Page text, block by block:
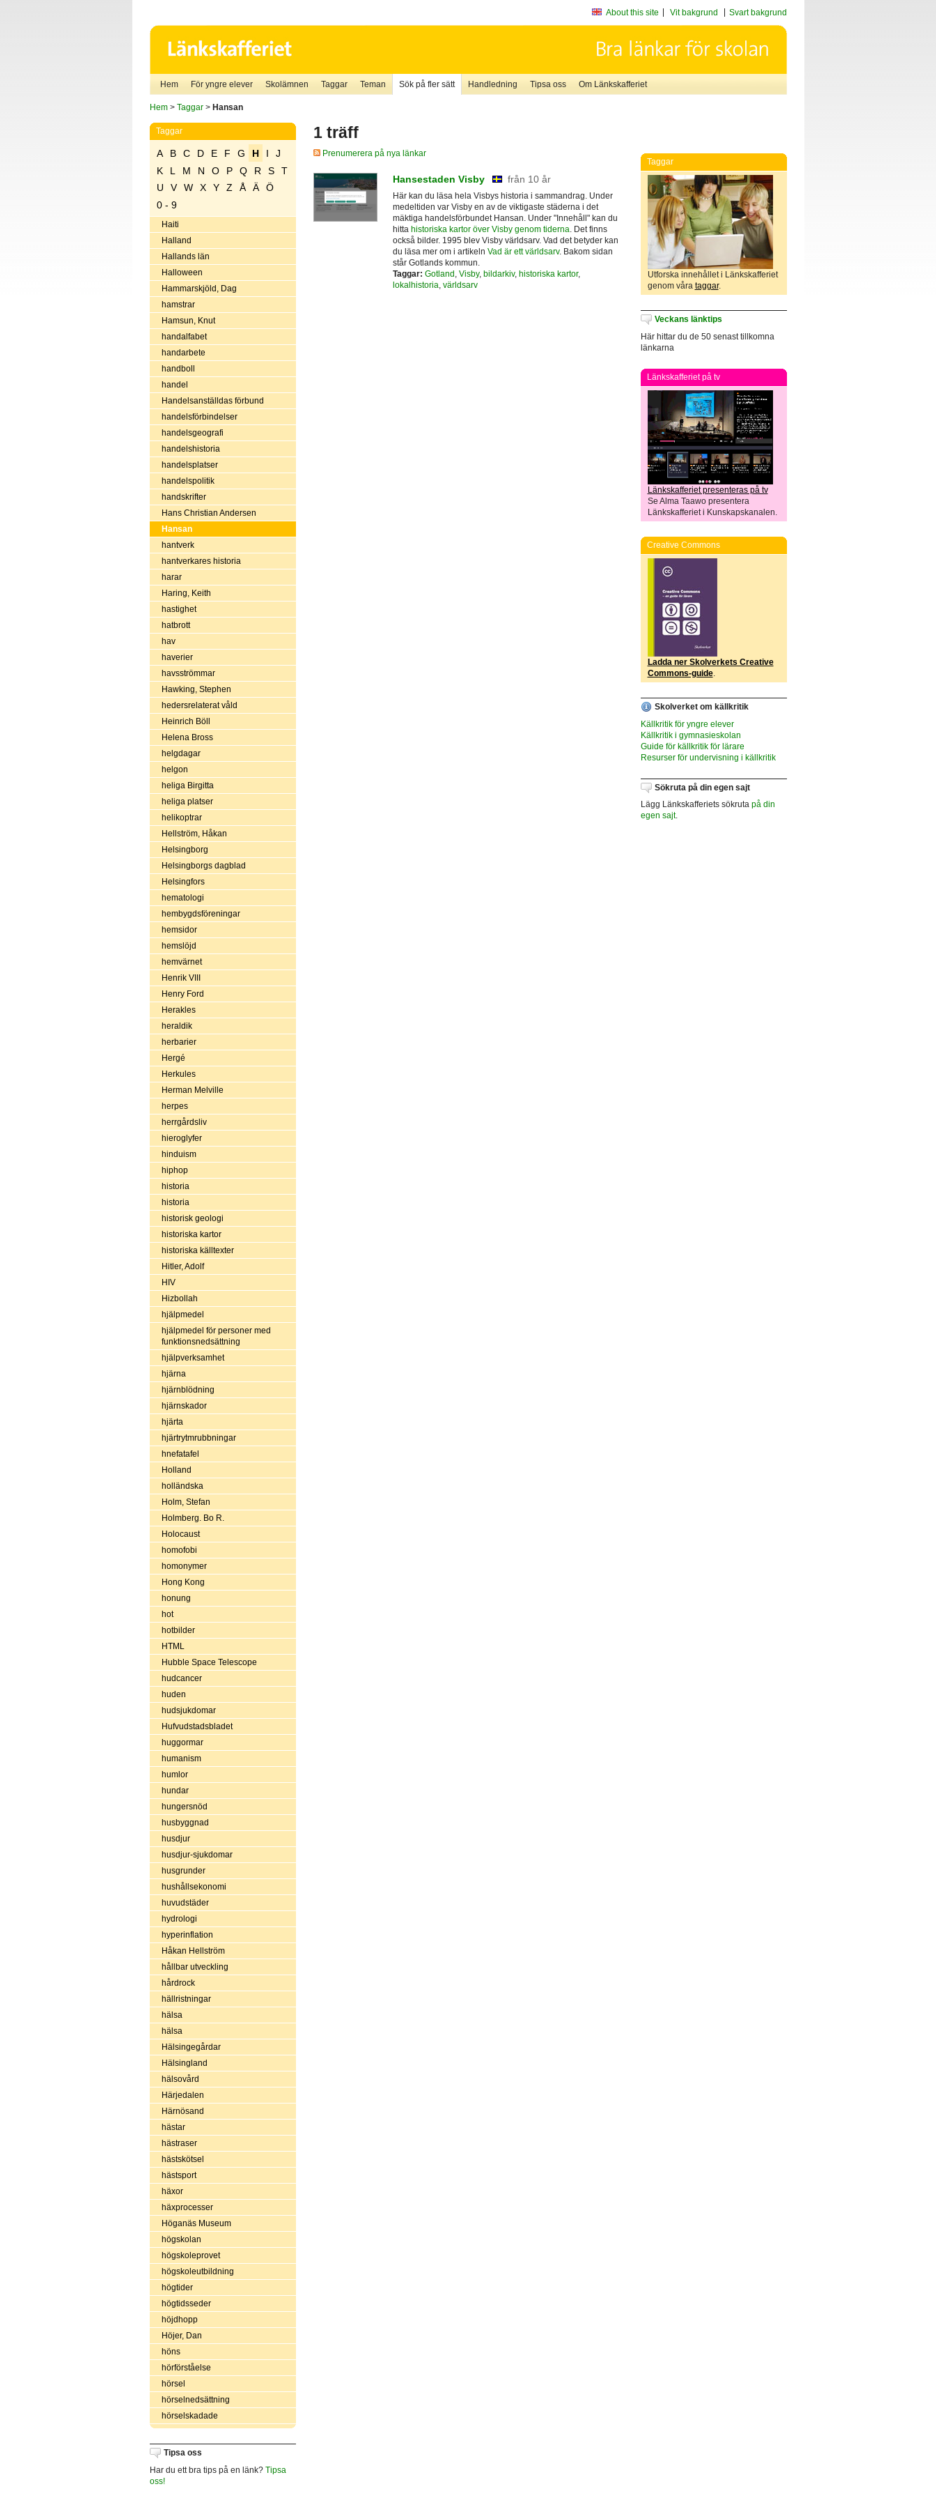
About this site Vit bakgrund Svart bakgrund
Hem För yngre elever Skolämnen Taggar Teman Sök på fler sätt Handledning Tipsa oss Om Länkskafferiet
Hem> Taggar> Hansan
Taggar
A B C D E F G H I
J
K
L M N O P Q R S
T
U
V W X Y Z Å Ä
Ö
0 - 9
Haiti
Halland
Hallands län
Halloween
Hammarskjöld, Dag
hamstrar
Hamsun, Knut
handalfabet
handarbete
handboll
handel
Handelsanställdas förbund
handelsförbindelser
handelsgeografi
handelshistoria
handelsplatser
handelspolitik
handskrifter
Hans Christian Andersen
Hansan
hantverk
hantverkares historia
harar
Haring, Keith
hastighet
hatbrott
hav
haverier
havsströmmar
Hawking, Stephen
hedersrelaterat våld
Heinrich Böll
Helena Bross
helgdagar
helgon
heliga Birgitta
heliga platser
helikoptrar
Hellström, Håkan
Helsingborg
Helsingborgs dagblad
Helsingfors
hematologi
hembygdsföreningar
hemsidor
hemslöjd
hemvärnet
Henrik VIII
Henry Ford
Herakles
heraldik
herbarier
Hergé
Herkules
Herman Melville
herpes
herrgårdsliv
hieroglyfer
hinduism
hiphop
historia
historia
historisk geologi
historiska kartor
historiska källtexter
Hitler, Adolf
HIV
Hizbollah
hjälpmedel
hjälpmedel för personer med
funktionsnedsättning
hjälpverksamhet
hjärna
hjärnblödning
hjärnskador
hjärta
hjärtrytmrubbningar
hnefatafel
Holland
holländska
Holm, Stefan
Holmberg. Bo R.
Holocaust
homofobi
homonymer
Hong Kong
honung
hot
hotbilder
HTML
Hubble Space Telescope
hudcancer
huden
hudsjukdomar
Hufvudstadsbladet
huggormar
humanism
humlor
hundar
hungersnöd
husbyggnad
husdjur
husdjur-sjukdomar
husgrunder
hushållsekonomi
huvudstäder
hydrologi
hyperinflation
Håkan Hellström
hållbar utveckling
hårdrock
hällristningar
hälsa
hälsa
Hälsingegårdar
Hälsingland
hälsovård
Härjedalen
Härnösand
hästar
hästraser
hästskötsel
hästsport
häxor
häxprocesser
Höganäs Museum
högskolan
högskoleprovet
högskoleutbildning
högtider
högtidsseder
höjdhopp
Höjer, Dan
höns
hörförståelse
hörsel
hörselnedsättning
hörselskadade
Tipsa oss
Har du ett bra tips på en länk? Tipsa
oss!
1 träff
Prenumerera på nya länkar
Hansestaden Visby från 10 år
Här kan du läsa hela Visbys historia i sammandrag. Under
medeltiden var Visby en av de viktigaste städerna i det
mäktiga handelsförbundet Hansan. Under "Innehåll" kan du
hitta historiska kartor över Visby genom tiderna . Det finns
också bilder. 1995 blev Visby världsarv. Vad det betyder kan
du läsa mer om i artikeln Vad är ett världsarv. Bakom sidan
står Gotlands kommun.
Taggar: Gotland Visby, bildarkiv, historiska kartor,
lokalhistoria världsarv
Taggar
Utforska innehållet i Länkskafferiet
genom våra taggar.
Veckans länktips
Här hittar du de 50 senast tillkomna
länkarna
Länkskafferiet på tv
Länkskafferiet presenteras på tv
Se Alma Taawo presentera
Länkskafferiet i Kunskapskanalen.
Creative Commons
Ladda ner Skolverkets Creative
Commons-guide.
Skolverket om källkritik
Källkritik för yngre elever
Källkritik i gymnasieskolan
Guide för källkritik för lärare
Resurser för undervisning i källkritik
Sökruta på din egen sajt
Lägg Länkskafferiets sökruta på din
egen sajt.